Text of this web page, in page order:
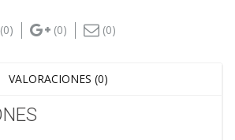
(0) (0) (0)
VALORACIONES (0)